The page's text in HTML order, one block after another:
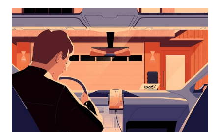
で
ン
ダ
ー
を
操
作
し、